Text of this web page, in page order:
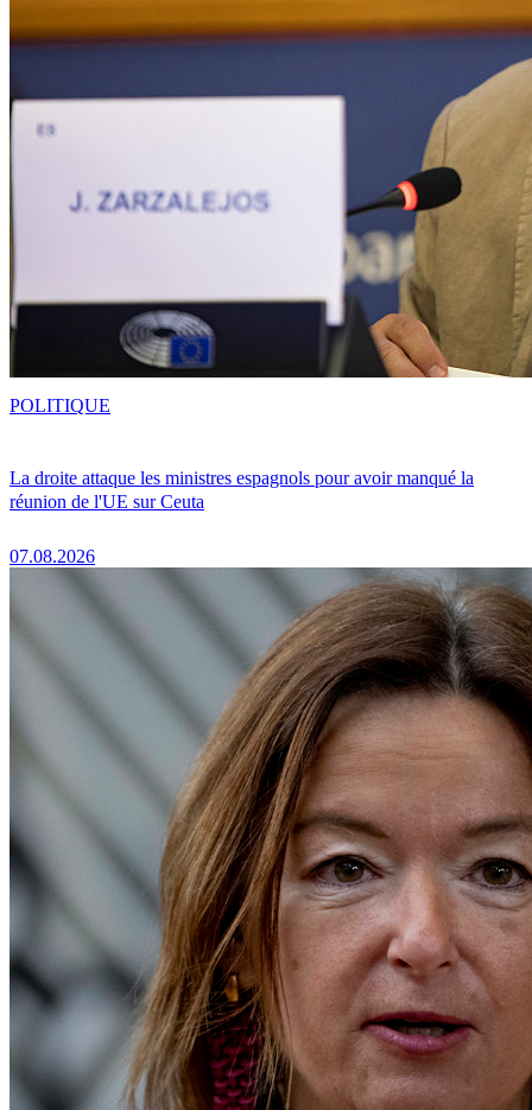
La droite attaque les ministres espagnols pour avoir manqué la
réunion de l'UE sur Ceuta
07.08.2026
POLITIQUE